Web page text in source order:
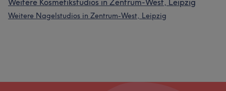
Weitere Kosmetikstudios in Zentrum-West, Leipzig
Weitere Nagelstudios in Zentrum-West, Leipzig